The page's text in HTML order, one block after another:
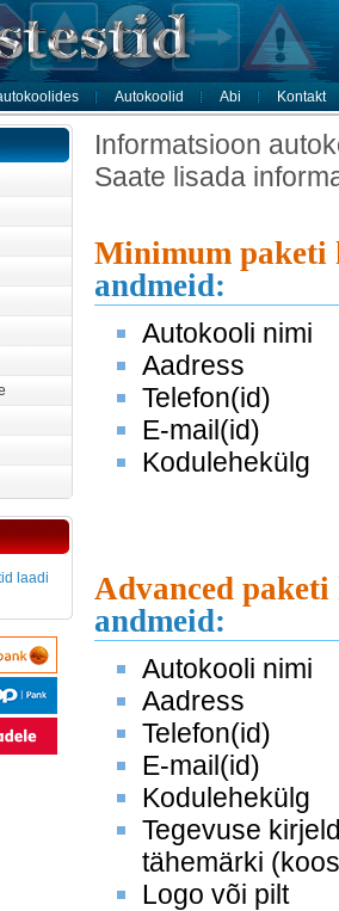
Autokoolid Abi Kontakt
laadi
Informatsioon
Saate lisada
Minimum paketi
andmeid:
Autokooli nimi
Aadress
Telefon(id)
E-mail(id)
Kodulehekülg
Advanced paketi
andmeid:
Autokooli nimi
Aadress
Telefon(id)
E-mail(id)
Kodulehekülg
Tegevuse
tähemärki
Logo või pilt